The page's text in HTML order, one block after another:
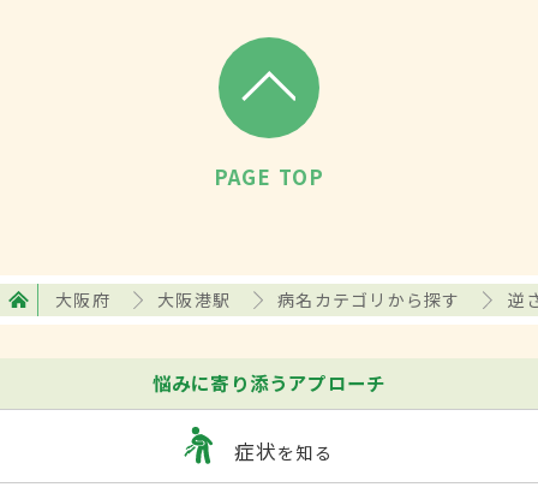
PAGE TOP
大阪府 大阪港駅 病名カテゴリから探す 逆
悩みに寄り添うアプローチ
症状を知る